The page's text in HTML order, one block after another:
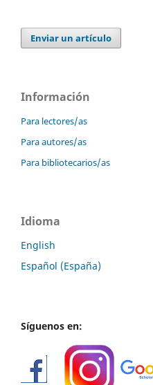
Enviar un artículo
Información
Para lectores/as
Para autores/as
Para bibliotecarios/as
Idioma
English
Español (España)
Síguenos en: